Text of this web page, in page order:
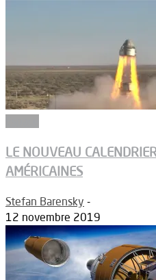
LE NOUVEAU
AMÉRICAINES
Stefan Barensky -
12 novembre 2019